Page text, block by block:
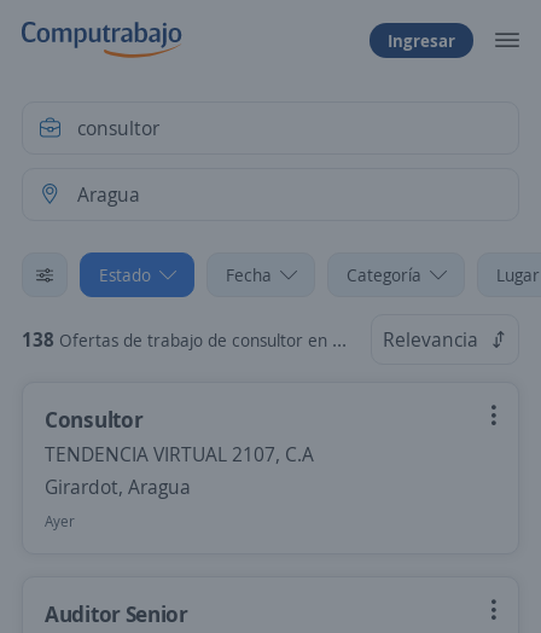
Ingresar
Estado Fecha Categoría
138 Ofertas de trabajo de consultor en Aragua Relevancia
Consultor
TENDENCIA VIRTUAL 2107, C.A
Girardot, Aragua
Ayer
Auditor Senior